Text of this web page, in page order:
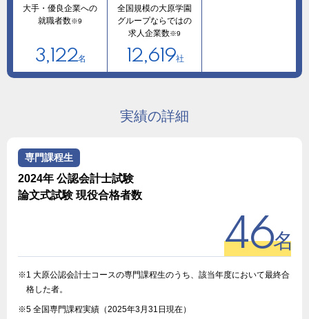
大手・優良企業への
就職者数※9
3,122名
全国規模の大原学園
グループならではの
求人企業数※9
12,619社
実績の詳細
専門課程生
2024年 公認会計士試験
論文式試験 現役合格者数
46名
※1 大原公認会計士コースの専門課程生のうち、該当年度において最終合
格した者。
※5 全国専門課程実績（2025年3月31日現在）